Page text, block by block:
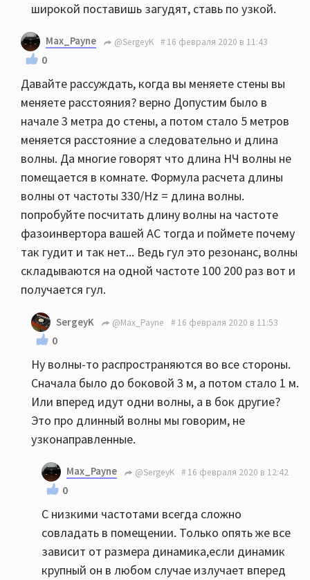
широкой поставишь загудят, ставь по узкой.
Max_Payne @SergeyK 16 февраля 2020 в 11:43
0
Давайте рассуждать, когда вы меняете стены вы
меняете расстояния? верно Допустим было в
начале 3 метра до стены, а потом стало 5 метров
меняется расстояние а следовательно и длина
волны. Да многие говорят что длина НЧ волны не
помещается в комнате. Формула расчета длины
волны от частоты 330/Hz = длина волны.
попробуйте посчитать длину волны на частоте
фазоинвертора вашей АС тогда и поймете почему
так гудит и так нет... Ведь гул это резонанс, волны
складываются на одной частоте 100 200 раз вот и
получается гул.
SergeyK @Max_Payne 16 февраля 2020 в 11:53
0
Ну волны-то распространяются во все стороны.
Сначала было до боковой 3 м, а потом стало 1 м.
Или вперед идут одни волны, а в бок другие?
Это про длинный волны мы говорим, не
узконаправленные.
Max_Payne @SergeyK 16 февраля 2020 в 12:42
0
С низкими частотами всегда сложно
совладать в помещении. Только опять же все
зависит от размера динамика,если динамик
крупный он в любом случае излучает вперед